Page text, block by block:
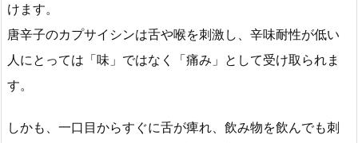
けます。
唐辛子のカプサイシンは舌や喉を刺激し、辛味耐性が低い
人にとっては「味」ではなく「痛み」として受け取られま
す。
しかも、一口目からすぐに舌が痺れ、飲み物を飲んでも刺